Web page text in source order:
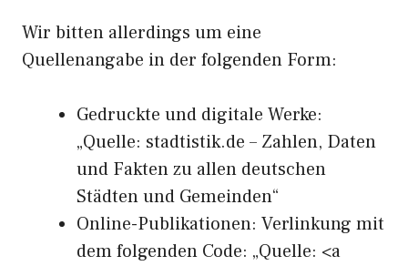
Wir bitten allerdings um eine
Quellenangabe in der folgenden Form:
Gedruckte und digitale Werke:
„Quelle: stadtistik.de – Zahlen, Daten
und Fakten zu allen deutschen
Städten und Gemeinden“
Online-Publikationen: Verlinkung mit
dem folgenden Code: „Quelle: <a